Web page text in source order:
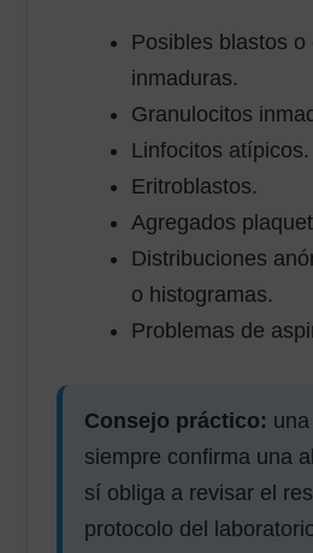
Posibles blastos o
inmaduras.
Granulocitos
Linfocitos atípicos.
Eritroblastos.
Agregados
Distribuciones
o histogramas.
Problemas de
Consejo práctico:
siempre confirma una
sí obliga a revisar el
protocolo del